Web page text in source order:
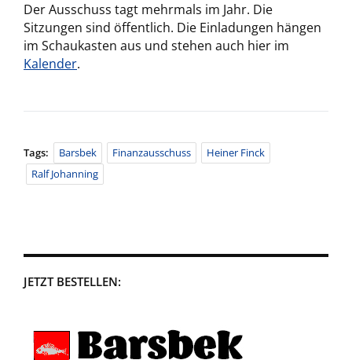
Der Ausschuss tagt mehrmals im Jahr. Die
Sitzungen sind öffentlich. Die Einladungen hängen
im Schaukasten aus und stehen auch hier im
Kalender.
Tags: Barsbek Finanzausschuss
Heiner Finck
Ralf Johanning
JETZT BESTELLEN: